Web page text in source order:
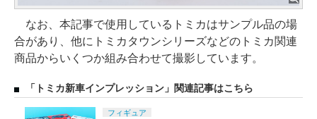
なお、本記事で使用しているトミカはサンプル品の場
合があり、他にトミカタウンシリーズなどのトミカ関連
商品からいくつか組み合わせて撮影しています。
「トミカ新車インプレッション」関連記事はこちら
フィギュア